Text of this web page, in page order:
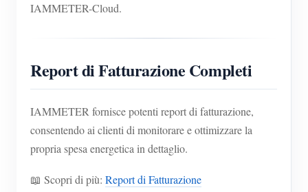
IAMMETER-Cloud.
Report di Fatturazione Completi
IAMMETER fornisce potenti report di fatturazione,
consentendo ai clienti di monitorare e ottimizzare la
propria spesa energetica in dettaglio.
📖 Scopri di più: Report di Fatturazione